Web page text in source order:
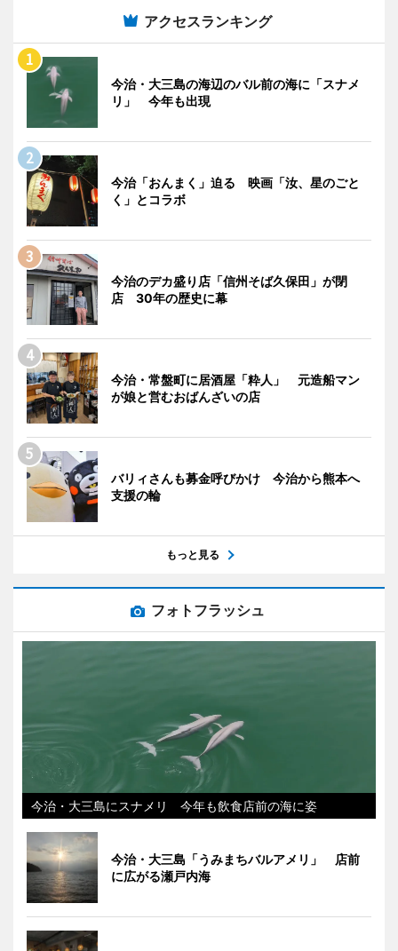
アクセスランキング
今治・大三島の海辺のバル前の海に「スナメ
リ」 今年も出現
今治「おんまく」迫る 映画「汝、星のごと
く」とコラボ
今治のデカ盛り店「信州そば久保田」が閉
店 30年の歴史に幕
今治・常盤町に居酒屋「粋人」 元造船マン
が娘と営むおばんざいの店
バリィさんも募金呼びかけ 今治から熊本へ
支援の輪
もっと見る
フォトフラッシュ
今治・大三島にスナメリ 今年も飲食店前の海に姿
今治・大三島「うみまちバルアメリ」 店前
に広がる瀬戸内海